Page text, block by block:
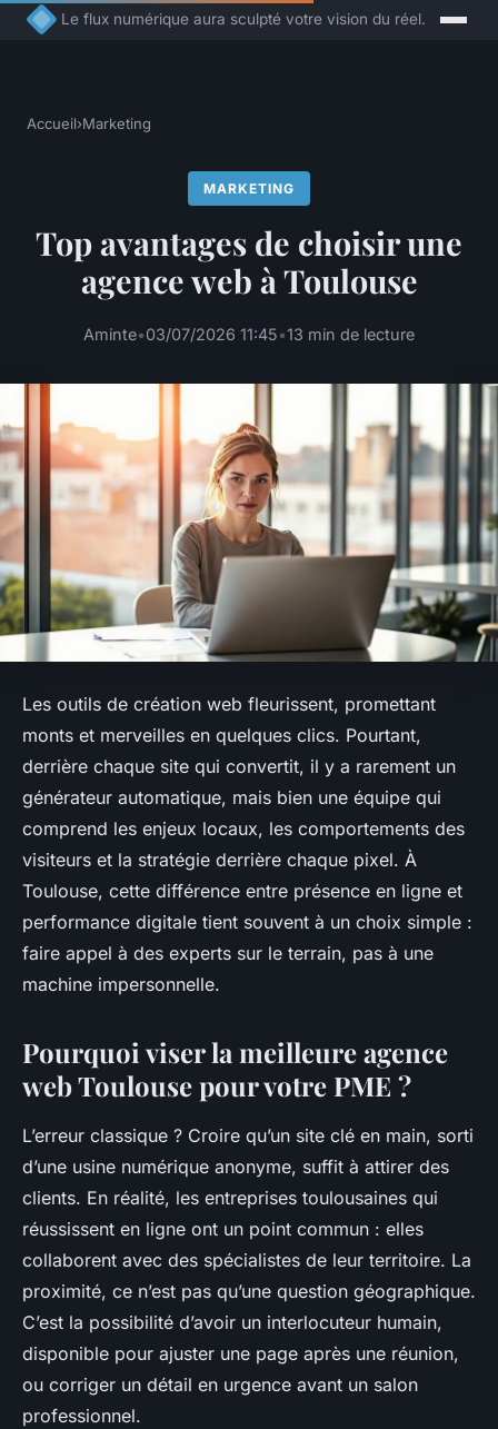
Le flux numérique aura sculpté votre vision du réel.
Accueil›Marketing
MARKETING
Top avantages de choisir une
agence web à Toulouse
Aminte•03/07/2026 11:45•13 min de lecture
Les outils de création web fleurissent, promettant
monts et merveilles en quelques clics. Pourtant,
derrière chaque site qui convertit, il y a rarement un
générateur automatique, mais bien une équipe qui
comprend les enjeux locaux, les comportements des
visiteurs et la stratégie derrière chaque pixel. À
Toulouse, cette différence entre présence en ligne et
performance digitale tient souvent à un choix simple :
faire appel à des experts sur le terrain, pas à une
machine impersonnelle.
Pourquoi viser la meilleure agence
web Toulouse pour votre PME ?
L’erreur classique ? Croire qu’un site clé en main, sorti
d’une usine numérique anonyme, suffit à attirer des
clients. En réalité, les entreprises toulousaines qui
réussissent en ligne ont un point commun : elles
collaborent avec des spécialistes de leur territoire. La
proximité, ce n’est pas qu’une question géographique.
C’est la possibilité d’avoir un interlocuteur humain,
disponible pour ajuster une page après une réunion,
ou corriger un détail en urgence avant un salon
professionnel.